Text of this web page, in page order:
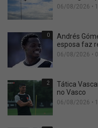
06/08/2026 •
0
Andrés
esposa faz
06/08/2026 •
2
Tática
no Vasco
06/08/2026 •